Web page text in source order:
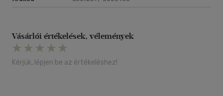
Vásárlói értékelések, vélemények
Kérjük, lépjen be az értékeléshez!